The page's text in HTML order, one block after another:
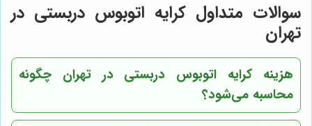
سوالات متداول کرایه اتوبوس دربستی در
تهران
هزینه کرایه اتوبوس دربستی در تهران چگونه
محاسبه می‌شود؟